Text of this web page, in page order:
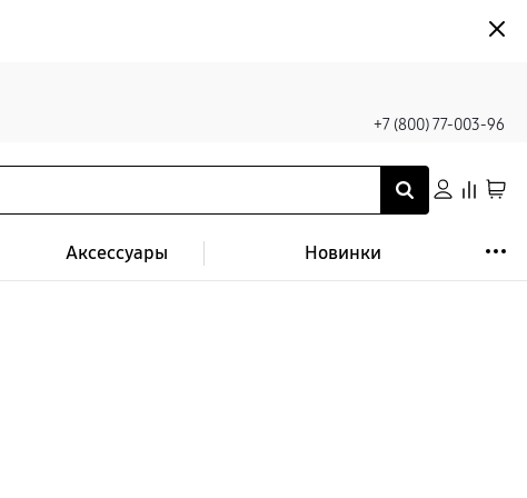
+7 (800) 77-003-96
Аксессуары Новинки